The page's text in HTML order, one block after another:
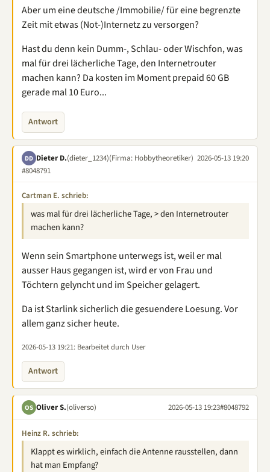
Aber um eine deutsche /Immobilie/ für eine begrenzte
Zeit mit etwas (Not-)Internetz zu versorgen?
Hast du denn kein Dumm-, Schlau- oder Wischfon, was
mal für drei lächerliche Tage, den Internetrouter
machen kann? Da kosten im Moment prepaid 60 GB
gerade mal 10 Euro...
Antwort
DD Dieter D.(dieter_1234)(Firma: Hobbytheoretiker) 2026-05-13 19:20
#8048791
Cartman E. schrieb:
was mal für drei lächerliche Tage, > den Internetrouter
machen kann?
Wenn sein Smartphone unterwegs ist, weil er mal
ausser Haus gegangen ist, wird er von Frau und
Töchtern gelyncht und im Speicher gelagert.
Da ist Starlink sicherlich die gesuendere Loesung. Vor
allem ganz sicher heute.
2026-05-13 19:21: Bearbeitet durch User
Antwort
OS Oliver S.(oliverso) 2026-05-13 19:23#8048792
Heinz R. schrieb:
Klappt es wirklich, einfach die Antenne rausstellen, dann
hat man Empfang?